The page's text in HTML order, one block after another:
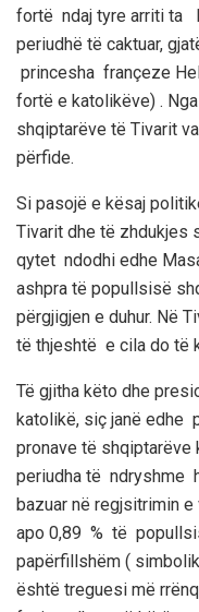
fortë ndaj tyre arriti ta
periudhë të caktuar,
princesha françeze
fortë e katolikëve) .
shqiptarëve të Tivarit
përfide.
Si pasojë e kësaj
Tivarit dhe të zhdukjes
qytet ndodhi edhe
ashpra të popullsisë
përgjigjen e duhur. Në
të thjeshtë e cila do të
Të gjitha këto dhe
katolikë, siç janë edhe
pronave të
periudha të ndryshme
bazuar në regjsitrimin
apo 0,89 % të
papërfillshëm (
është treguesi më